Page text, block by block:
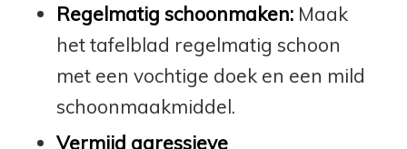
Regelmatig schoonmaken:Maak
het tafelblad regelmatig schoon
met een vochtige doek en een mild
schoonmaakmiddel.
Vermijd agressieve